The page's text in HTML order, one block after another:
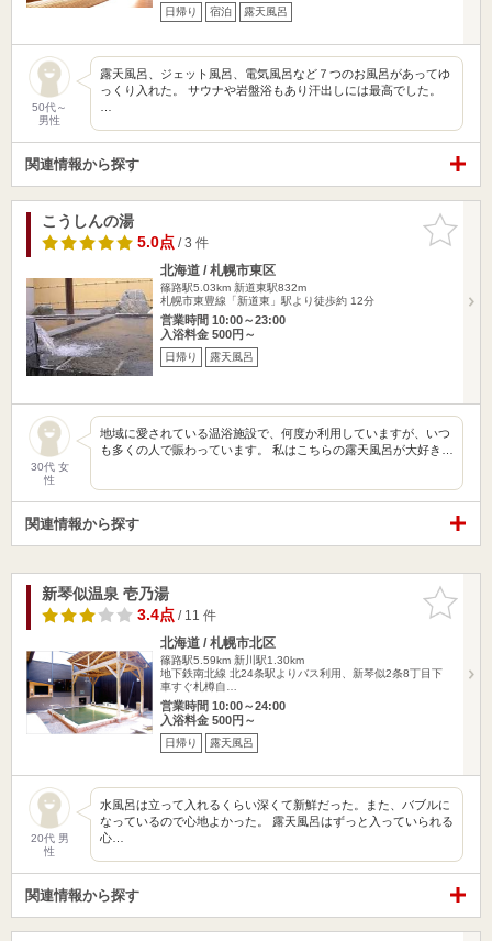
日帰り 宿泊 露天風呂
50代～
男性
露天風呂、ジェット風呂、電気風呂など７つのお風呂があってゆ
っくり入れた。 サウナや岩盤浴もあり汗出しには最高でした。
関連情報から探す
お気に入
りに追加
こうしんの湯
5.0点/ 3 件
北海道 / 札幌市東区
篠路駅5.03km 新道東駅832m
札幌市東豊線「新道東」駅より徒歩約 12分
営業時間 10:00～23:00
入浴料金 500円～
日帰り 露天風呂
30代 女
性
地域に愛されている温浴施設で、何度か利用していますが、いつ
も多くの人で賑わっています。 私はこちらの露天風呂が大好き…
関連情報から探す
お気に入
りに追加
新琴似温泉 壱乃湯
3.4点/ 11 件
北海道 / 札幌市北区
篠路駅5.59km 新川駅1.30km
地下鉄南北線 北24条駅よりバス利用、新琴似2条8丁目下
車すぐ札樽自…
営業時間 10:00～24:00
入浴料金 500円～
日帰り 露天風呂
20代 男
性
水風呂は立って入れるくらい深くて新鮮だった。また、バブルに
なっているので心地よかった。 露天風呂はずっと入っていられる
心…
関連情報から探す